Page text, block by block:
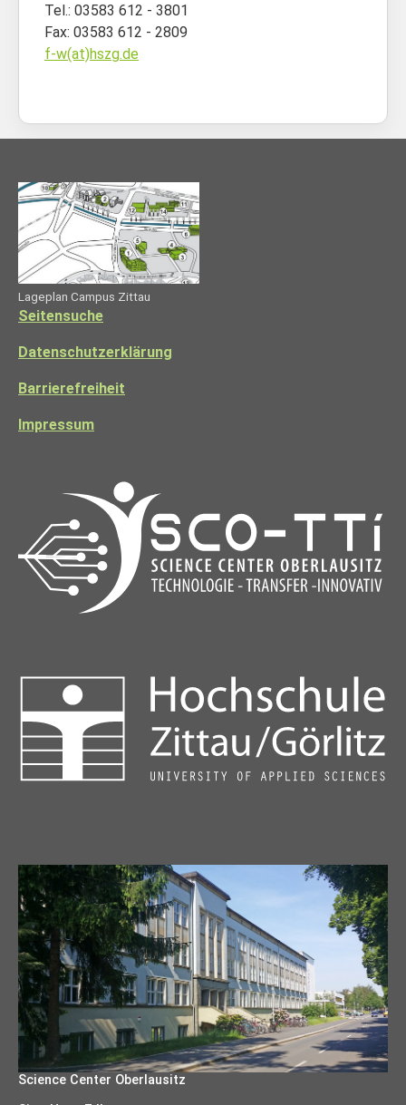
Tel.: 03583 612 - 3801
Fax: 03583 612 - 2809
f-w(at)hszg.de
Lageplan Campus Zittau
Seitensuche
Datenschutzerklärung
Barrierefreiheit
Impressum
Science Center Oberlausitz